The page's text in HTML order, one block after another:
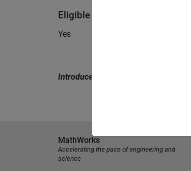
Eligible for Use with Parallel
Yes
Introduced in R2017b
MathWorks
Accelerating the pace of engineering and
science